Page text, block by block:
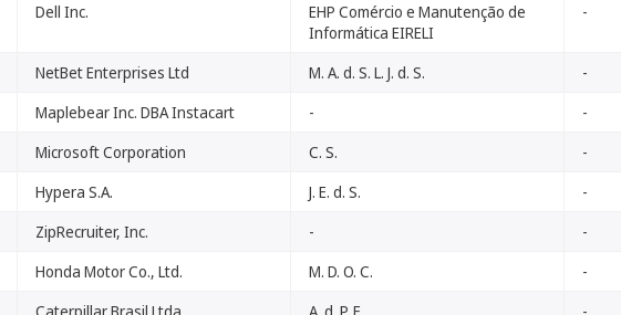
Dell Inc.
EHP Comércio e Manutenção de
Informática EIRELI
-
NetBet Enterprises Ltd M. A. d. S. L. J. d. S. -
Maplebear Inc. DBA Instacart - -
Microsoft Corporation C. S. -
Hypera S.A. J. E. d. S. -
ZipRecruiter, Inc. - -
Honda Motor Co., Ltd. M. D. O. C. -